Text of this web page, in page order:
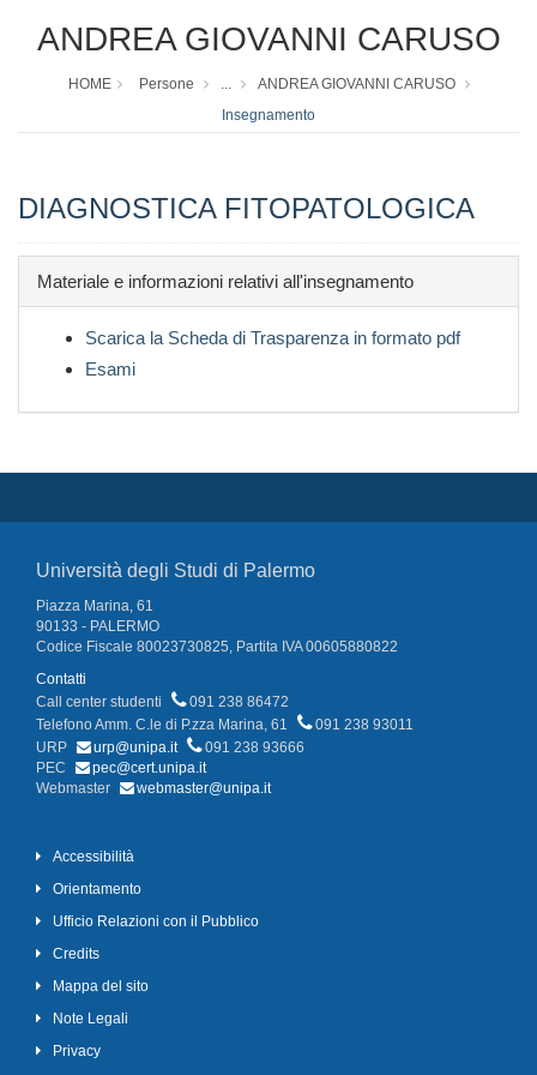
ANDREA GIOVANNI CARUSO
HOME Persone ...
ANDREA GIOVANNI CARUSO
Insegnamento
DIAGNOSTICA FITOPATOLOGICA
Materiale e informazioni relativi all'insegnamento
Scarica la Scheda di Trasparenza in formato pdf
Esami
Università degli Studi di Palermo
Piazza Marina, 61
90133 - PALERMO
Codice Fiscale 80023730825, Partita IVA 00605880822
Contatti
Call center studenti
091 238 86472
Telefono Amm. C.le di P.zza Marina, 61
091 238 93011
URP
urp@unipa.it
091 238 93666
PEC
pec@cert.unipa.it
Webmaster
webmaster@unipa.it
Accessibilità
Orientamento
Ufficio Relazioni con il Pubblico
Credits
Mappa del sito
Note Legali
Privacy